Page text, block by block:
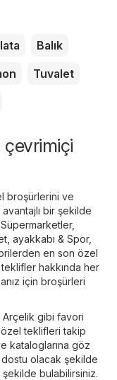
Balık
Tuvalet
çevrimiçi
broşürlerini ve
avantajlı bir şekilde
Süpermarketler,
ayakkabı & Spor,
en son özel
hakkında her
için broşürleri
Arçelik gibi favori
özel teklifleri takip
kataloglarına göz
dostu olacak şekilde
şekilde bulabilirsiniz.